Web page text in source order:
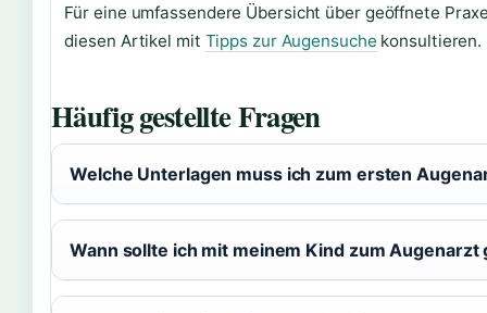
Für eine umfassendere Übersicht über geöffnete
diesen Artikel mit Tipps zur Augensuche konsultieren.
Häufig gestellte Fragen
Welche Unterlagen muss ich zum ersten
Wann sollte ich mit meinem Kind zum Augenarzt